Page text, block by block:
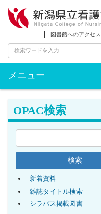
図書館へのアクセス
メニュー
OPAC検索
新着資料
雑誌タイトル検索
シラバス掲載図書